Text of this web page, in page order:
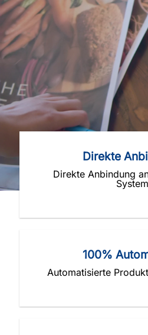
Direkte
Direkte Anbindung
System
100%
Automatisierte